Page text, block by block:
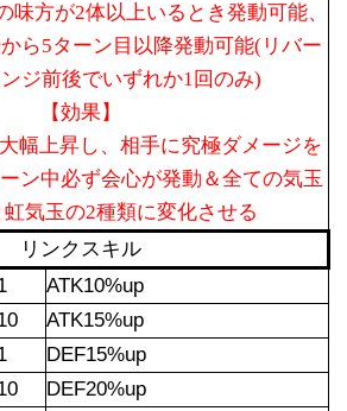
味方が2体以上いるとき発動可能、
ら5ターン目以降発動可能(リバー
ジ前後でいずれか1回のみ)
【効果】
幅上昇し、相手に究極ダメージを
ン中必ず会心が発動＆全ての気玉
気玉の2種類に変化させる
リンクスキル
ATK10%up
ATK15%up
DEF15%up
DEF20%up